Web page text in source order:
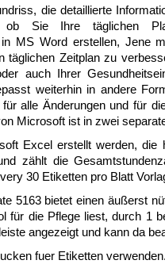
die detaillierte
ob Sie Ihre täglichen
MS Word erstellen, Jene
Zeitplan zu
auch Ihrer
weiterhin in andere
alle Änderungen und für
Microsoft ist in zwei
Excel erstellt werden, die
zählt die
30 Etiketten pro Blatt
5163 bietet einen äußerst
für die Pflege liest, durch 1
angezeigt und kann da
fuer Etiketten